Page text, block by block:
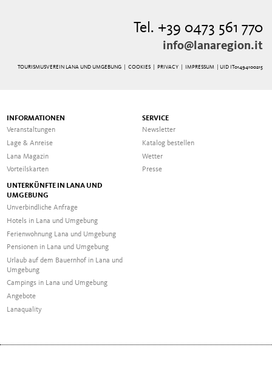
Tel. +39 0473 561 770
info@lanaregion.it
TOURISMUSVEREIN LANA UND UMGEBUNG | COOKIES| PRIVACY| IMPRESSUM | UID IT01494100215
INFORMATIONEN
Veranstaltungen
Lage & Anreise
Lana Magazin
Vorteilskarten
SERVICE
Newsletter
Katalog bestellen
Wetter
Presse
UNTERKÜNFTE IN LANA UND
UMGEBUNG
Unverbindliche Anfrage
Hotels in Lana und Umgebung
Ferienwohnung Lana und Umgebung
Pensionen in Lana und Umgebung
Urlaub auf dem Bauernhof in Lana und
Umgebung
Campings in Lana und Umgebung
Angebote
Lanaquality